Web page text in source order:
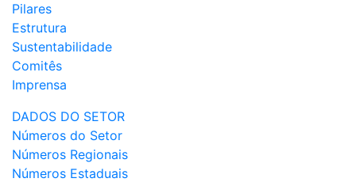
Pilares
Estrutura
Sustentabilidade
Comitês
Imprensa
DADOS DO SETOR
Números do Setor
Números Regionais
Números Estaduais